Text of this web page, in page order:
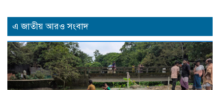
এ জাতীয় আরও সংবাদ